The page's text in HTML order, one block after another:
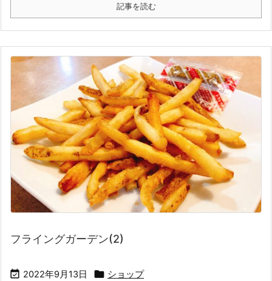
記事を読む
フライングガーデン(2)
 2022年9月13日  ショップ